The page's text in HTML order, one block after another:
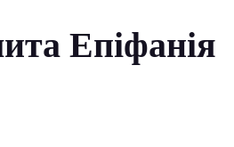
Епіфанія